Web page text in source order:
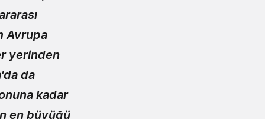
Avrupa
yerinden
da
kadar
en büyüğü